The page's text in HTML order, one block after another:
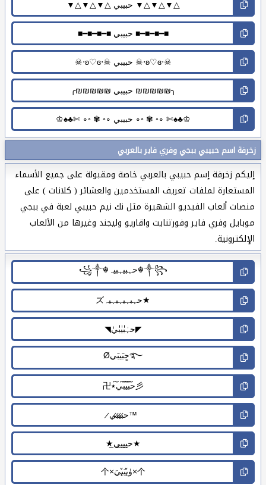
زخرفة اسم حبيبي ببجي وفري فاير بالعربي
إليكم زخرفة إسم حبيبي بالعربي خاصة ومقبولة على جميع الأسماء
المستعارة لملفات تعريف المستخدمين والعشائر ( كلانات ) على
منصات ألعاب الفيديو الشهيرة مثل نك نيم حبيبي لعبة في ببجي
موبايل وفري فاير وفورتنايت واقاريو وليجند وغيرها من الألعاب
الإلكترونية.